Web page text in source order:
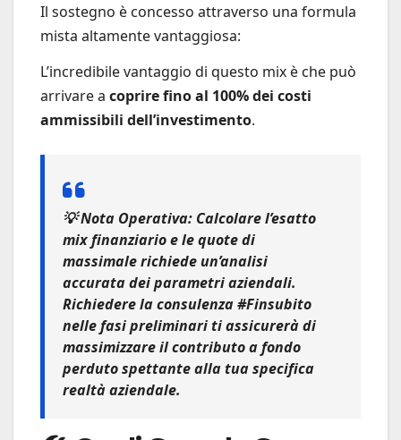
Il sostegno è concesso attraverso una formula
mista altamente vantaggiosa:
L’incredibile vantaggio di questo mix è che può
arrivare a coprire fino al 100% dei costi
ammissibili dell’investimento.
💡Nota Operativa: Calcolare l’esatto
mix finanziario e le quote di
massimale richiede un’analisi
accurata dei parametri aziendali.
Richiedere laconsulenza #Finsubito
nelle fasi preliminari ti assicurerà di
massimizzare il contributo a fondo
perduto spettante alla tua specifica
realtà aziendale.